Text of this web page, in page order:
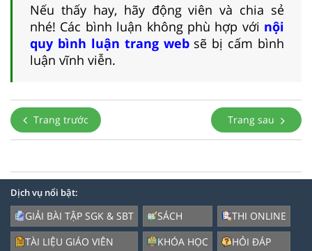
Nếu thấy hay, hãy động viên và chia sẻ
nhé! Các bình luận không phù hợp với nội
quy bình luận trang websẽ bị cấm bình
luận vĩnh viễn.
Trang trước Trang sau
Dịch vụ nổi bật:
GIẢI BÀI TẬP SGK & SBT
TÀI LIỆU GIÁO VIÊN
SÁCH
KHÓA HỌC
THI ONLINE
HỎI ĐÁP